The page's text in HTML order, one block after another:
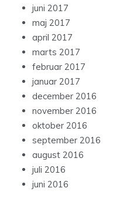
juni 2017
maj 2017
april 2017
marts 2017
februar 2017
januar 2017
december 2016
november 2016
oktober 2016
september 2016
august 2016
juli 2016
juni 2016